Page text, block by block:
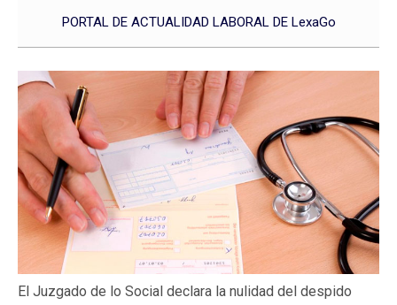
PORTAL DE ACTUALIDAD LABORAL DE LexaGo
El Juzgado de lo Social declara la nulidad del despido